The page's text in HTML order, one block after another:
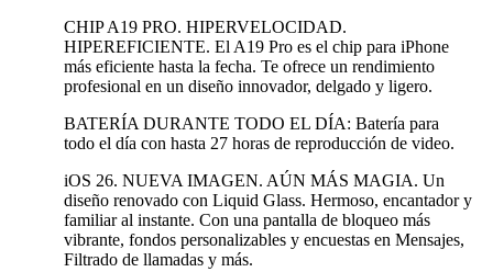
CHIP A19 PRO. HIPERVELOCIDAD.
HIPEREFICIENTE. El A19 Pro es el chip para iPhone
más eficiente hasta la fecha. Te ofrece un rendimiento
profesional en un diseño innovador, delgado y ligero.
BATERÍA DURANTE TODO EL DÍA: Batería para
todo el día con hasta 27 horas de reproducción de video.
iOS 26. NUEVA IMAGEN. AÚN MÁS MAGIA. Un
diseño renovado con Liquid Glass. Hermoso, encantador y
familiar al instante. Con una pantalla de bloqueo más
vibrante, fondos personalizables y encuestas en Mensajes,
Filtrado de llamadas y más.